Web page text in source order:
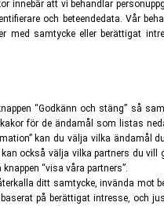
innebär att vi behandlar
och beteendedata. Vår
med samtycke eller berättigat
“Godkänn och stäng” så
för de ändamål som listas
kan du välja vilka ändamål
också välja vilka partners du vill
“visa våra partners”.
ditt samtycke, invända mot
på berättigat intresse, och
släppte
mig en glimt av